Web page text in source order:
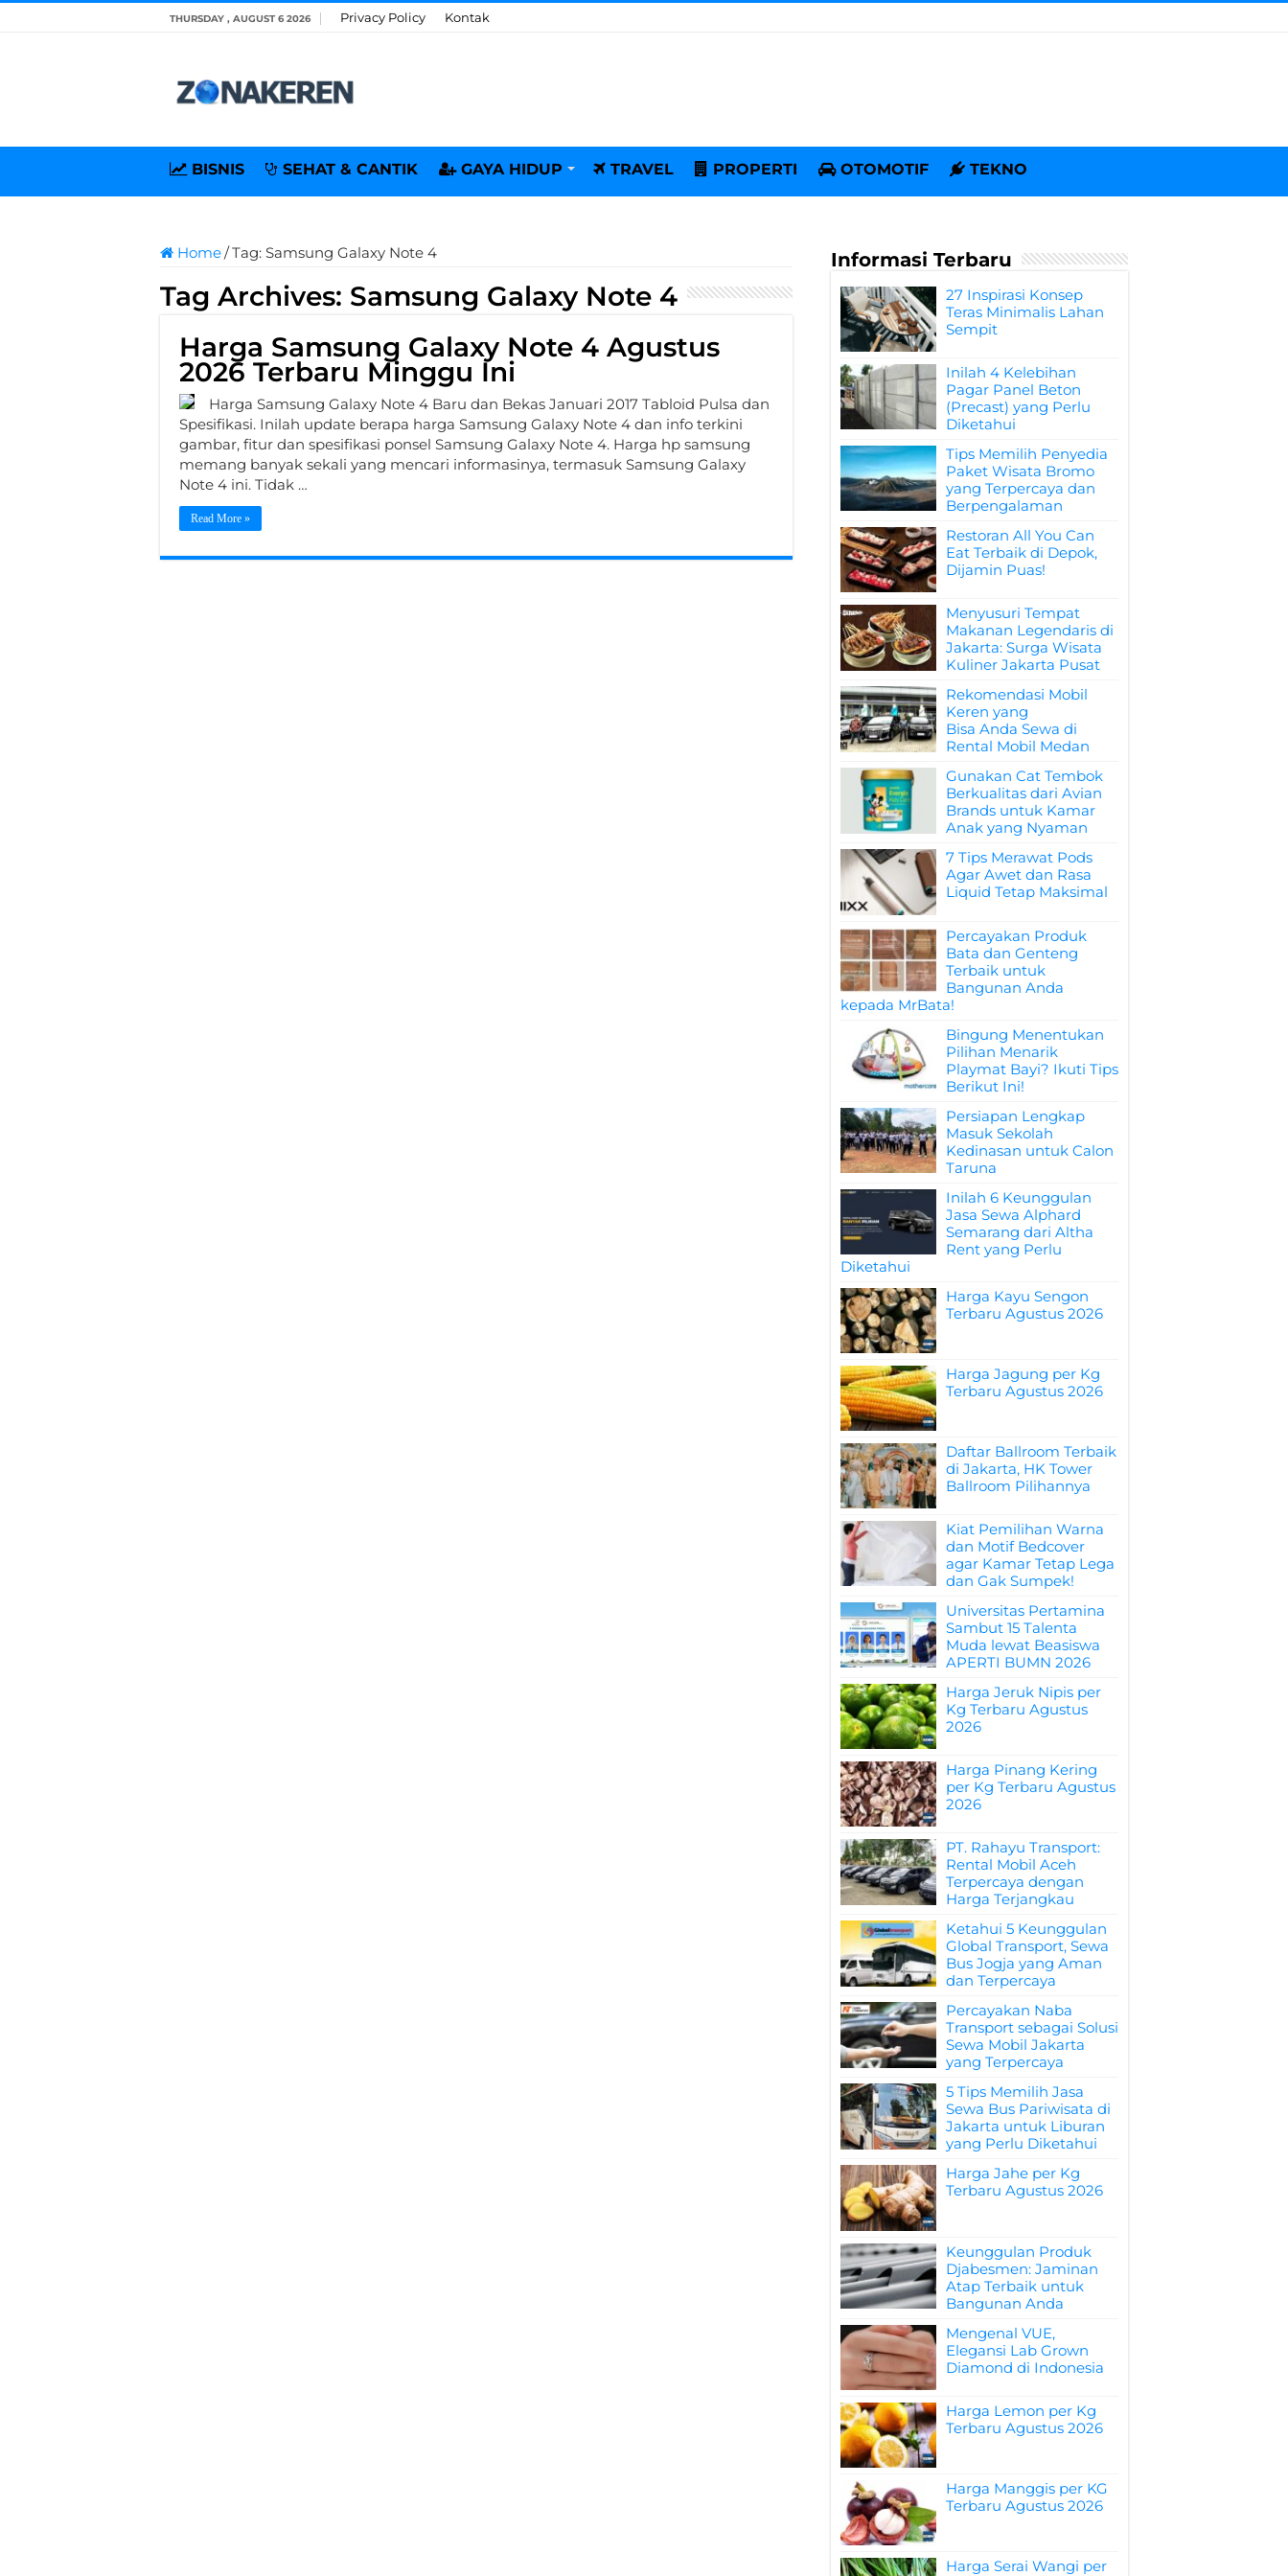
THURSDAY , AUGUST 6 2026 Privacy Policy Kontak
BISNIS SEHAT & CANTIK GAYA HIDUP TRAVEL PROPERTI OTOMOTIF TEKNO
Home/Tag: Samsung Galaxy Note 4
Tag Archives: Samsung Galaxy Note 4
Harga Samsung Galaxy Note 4 Agustus
2026 Terbaru Minggu Ini
Harga Samsung Galaxy Note 4 Baru dan Bekas Januari 2017 Tabloid Pulsa dan
Spesifikasi. Inilah update berapa harga Samsung Galaxy Note 4 dan info terkini
gambar, fitur dan spesifikasi ponsel Samsung Galaxy Note 4. Harga hp samsung
memang banyak sekali yang mencari informasinya, termasuk Samsung Galaxy
Note 4 ini. Tidak …
Read More »
Informasi Terbaru
27 Inspirasi Konsep
Teras Minimalis Lahan
Sempit
Inilah 4 Kelebihan
Pagar Panel Beton
(Precast) yang Perlu
Diketahui
Tips Memilih Penyedia
Paket Wisata Bromo
yang Terpercaya dan
Berpengalaman
Restoran All You Can
Eat Terbaik di Depok,
Dijamin Puas!
Menyusuri Tempat
Makanan Legendaris di
Jakarta: Surga Wisata
Kuliner Jakarta Pusat
Rekomendasi Mobil
Keren yang
Bisa Anda Sewa di
Rental Mobil Medan
Gunakan Cat Tembok
Berkualitas dari Avian
Brands untuk Kamar
Anak yang Nyaman
7 Tips Merawat Pods
Agar Awet dan Rasa
Liquid Tetap Maksimal
Percayakan Produk
Bata dan Genteng
Terbaik untuk
Bangunan Anda
kepada MrBata!
Bingung Menentukan
Pilihan Menarik
Playmat Bayi? Ikuti Tips
Berikut Ini!
Persiapan Lengkap
Masuk Sekolah
Kedinasan untuk Calon
Taruna
Inilah 6 Keunggulan
Jasa Sewa Alphard
Semarang dari Altha
Rent yang Perlu
Diketahui
Harga Kayu Sengon
Terbaru Agustus 2026
Harga Jagung per Kg
Terbaru Agustus 2026
Daftar Ballroom Terbaik
di Jakarta, HK Tower
Ballroom Pilihannya
Kiat Pemilihan Warna
dan Motif Bedcover
agar Kamar Tetap Lega
dan Gak Sumpek!
Universitas Pertamina
Sambut 15 Talenta
Muda lewat Beasiswa
APERTI BUMN 2026
Harga Jeruk Nipis per
Kg Terbaru Agustus
2026
Harga Pinang Kering
per Kg Terbaru Agustus
2026
PT. Rahayu Transport:
Rental Mobil Aceh
Terpercaya dengan
Harga Terjangkau
Ketahui 5 Keunggulan
Global Transport, Sewa
Bus Jogja yang Aman
dan Terpercaya
Percayakan Naba
Transport sebagai Solusi
Sewa Mobil Jakarta
yang Terpercaya
5 Tips Memilih Jasa
Sewa Bus Pariwisata di
Jakarta untuk Liburan
yang Perlu Diketahui
Harga Jahe per Kg
Terbaru Agustus 2026
Keunggulan Produk
Djabesmen: Jaminan
Atap Terbaik untuk
Bangunan Anda
Mengenal VUE,
Elegansi Lab Grown
Diamond di Indonesia
Harga Lemon per Kg
Terbaru Agustus 2026
Harga Manggis per KG
Terbaru Agustus 2026
Harga Serai Wangi per